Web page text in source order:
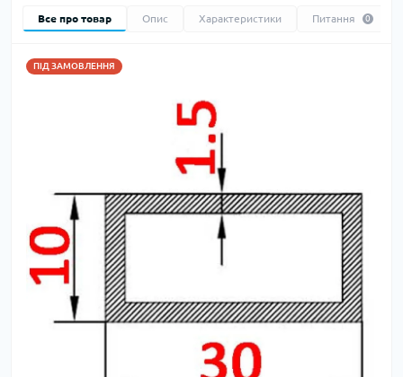
Все про товар Опис Характеристики Питання 0
ПІД ЗАМОВЛЕННЯ